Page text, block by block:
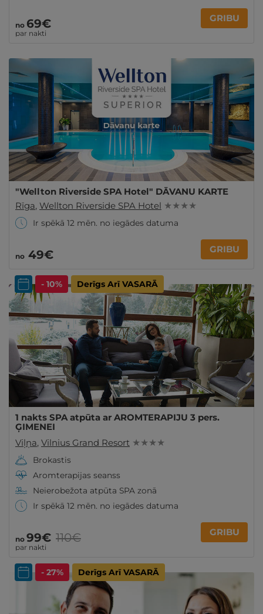
no 69€
par nakti
GRIBU
"Wellton Riverside SPA Hotel" DĀVANU KARTE
Rīga, Wellton Riverside SPA Hotel ★ ★ ★ ★
Ir spēkā 12 mēn. no iegādes datuma
no 49€ GRIBU
- 10% Derīgs Arī VASARĀ
1 nakts SPA atpūta ar AROMTERAPIJU 3 pers.
ĢIMENEI
Viļņa, Vilnius Grand Resort ★ ★ ★ ★
Brokastis
Aromterapijas seanss
Neierobežota atpūta SPA zonā
Ir spēkā 12 mēn. no iegādes datuma
no 99€
par nakti
110€ GRIBU
- 27% Derīgs Arī VASARĀ